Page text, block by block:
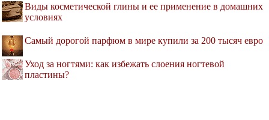
Виды косметической глины и ее применение в домашних
условиях
Самый дорогой парфюм в мире купили за 200 тысяч евро
Уход за ногтями: как избежать слоения ногтевой
пластины?